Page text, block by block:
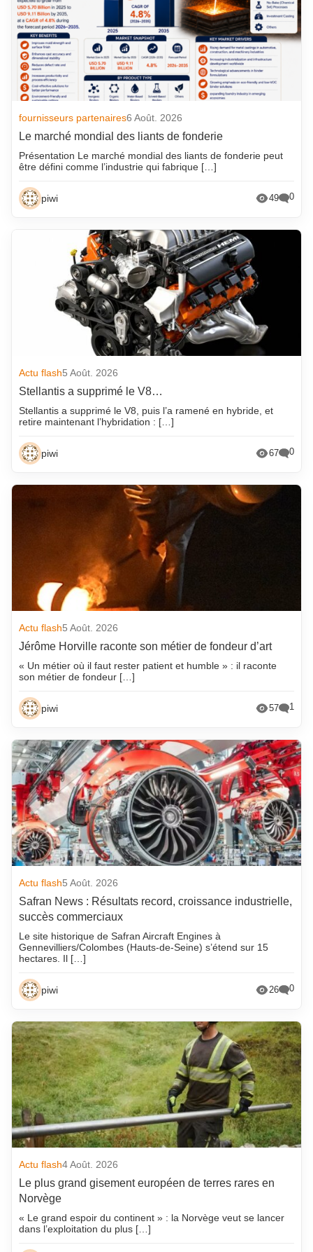
fournisseurs partenaires6 Août. 2026
Le marché mondial des liants de fonderie
Présentation Le marché mondial des liants de fonderie peut
être défini comme l’industrie qui fabrique […]
piwi 49 0
Actu flash5 Août. 2026
Stellantis a supprimé le V8…
Stellantis a supprimé le V8, puis l’a ramené en hybride, et
retire maintenant l’hybridation : […]
piwi 67 0
Actu flash5 Août. 2026
Jérôme Horville raconte son métier de fondeur d’art
« Un métier où il faut rester patient et humble » : il raconte
son métier de fondeur […]
piwi 57 1
Actu flash5 Août. 2026
Safran News : Résultats record, croissance industrielle,
succès commerciaux
Le site historique de Safran Aircraft Engines à
Gennevilliers/Colombes (Hauts-de-Seine) s’étend sur 15
hectares. Il […]
piwi 26 0
Actu flash4 Août. 2026
Le plus grand gisement européen de terres rares en
Norvège
« Le grand espoir du continent » : la Norvège veut se lancer
dans l’exploitation du plus […]